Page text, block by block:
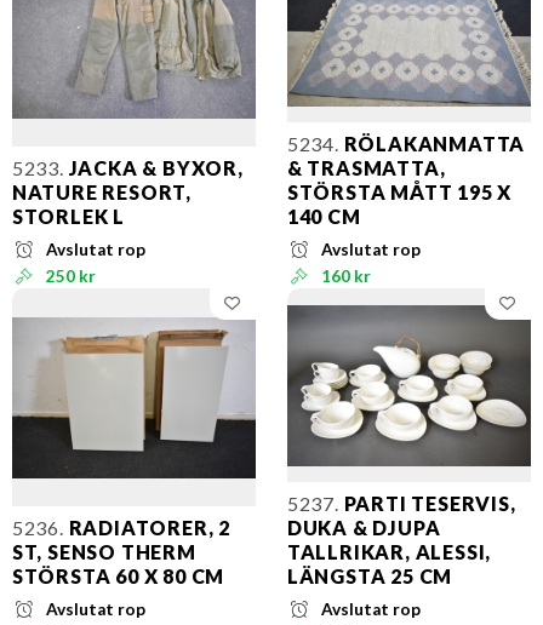
5233. JACKA & BYXOR,
NATURE RESORT,
STORLEK L
Avslutat rop
250 kr
5234. RÖLAKANMATTA
& TRASMATTA,
STÖRSTA MÅTT 195 X
140 CM
Avslutat rop
160 kr
5236. RADIATORER, 2
ST, SENSO THERM
STÖRSTA 60 X 80 CM
Avslutat rop
5237. PARTI TESERVIS,
DUKA & DJUPA
TALLRIKAR, ALESSI,
LÄNGSTA 25 CM
Avslutat rop